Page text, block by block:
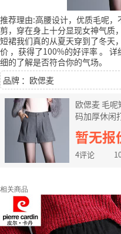
推荐理由:高腰设计，优质毛呢
剪，穿在身上十分显现女神气质
短裙我们真的从夏天穿到了冬天
价 ，获得了100%的好评率。 详
细的了解是否符合你的气场。
品牌 ：欧偲麦
欧偲麦 毛
码加厚休闲
13码-2尺2
暂无报
4评论
相关商品